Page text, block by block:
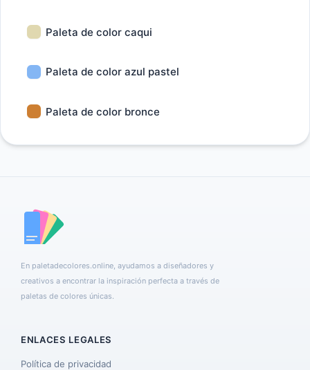
Paleta de color caqui
Paleta de color azul pastel
Paleta de color bronce
En paletadecolores.online, ayudamos a diseñadores y
creativos a encontrar la inspiración perfecta a través de
paletas de colores únicas.
ENLACES LEGALES
Política de privacidad